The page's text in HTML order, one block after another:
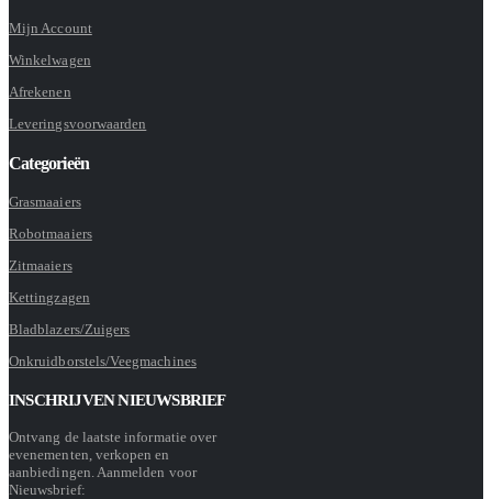
Mijn Account
Winkelwagen
Afrekenen
Leveringsvoorwaarden
Categorieën
Grasmaaiers
Robotmaaiers
Zitmaaiers
Kettingzagen
Bladblazers/Zuigers
Onkruidborstels/Veegmachines
INSCHRIJVEN NIEUWSBRIEF
Ontvang de laatste informatie over
evenementen, verkopen en
aanbiedingen. Aanmelden voor
Nieuwsbrief: